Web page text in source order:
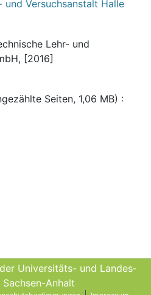
und Versuchsanstalt Halle
Lehr- und
[2016]
Seiten, 1,06 MB) :
Universitäts- und Landes­
Anhalt